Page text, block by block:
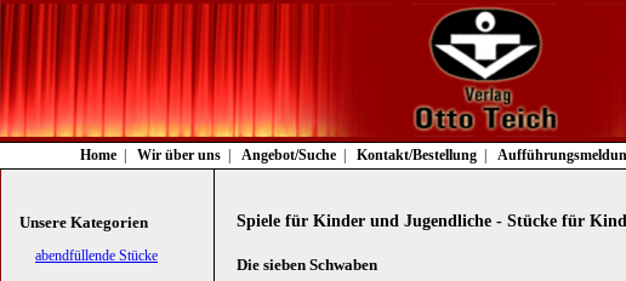
Navigation
überspringen
Home Wir über uns Angebot/Suche Kontakt/Bestellung
Spiele für Kinder und Jugendliche - Stücke für
Die sieben Schwaben
Unsere Kategorien
Navigation
abendfüllende Stücke